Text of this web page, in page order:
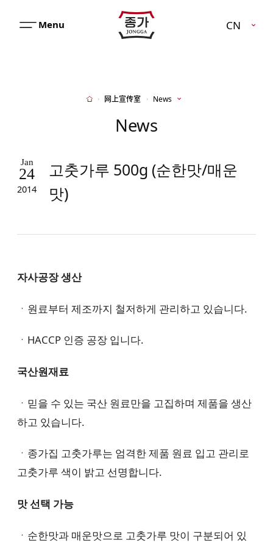
JJONGGA
메
CN
Home网上宣传室 News
News
Jan
24
2014
고춧가루 500g (순한맛/매운
맛)
자사공장 생산
ㆍ원료부터 제조까지 철저하게 관리하고 있습니다.
ㆍHACCP 인증 공장 입니다.
국산원재료
ㆍ믿을 수 있는 국산 원료만을 고집하며 제품을 생산
하고 있습니다.
ㆍ종가집 고춧가루는 엄격한 제품 원료 입고 관리로
고춧가루 색이 밝고 선명합니다.
맛 선택 가능
ㆍ순한맛과 매운맛으로 고춧가루 맛이 구분되어 있